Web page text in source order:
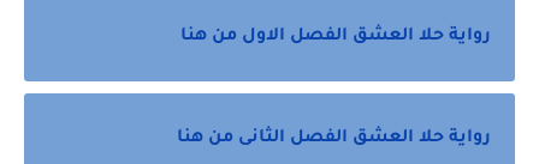
رواية حلا العشق الفصل الاول من هنا
رواية حلا العشق الفصل الثانى من هنا